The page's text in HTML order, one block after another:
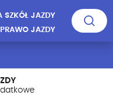
SZKÓŁ JAZDY
JAZDY